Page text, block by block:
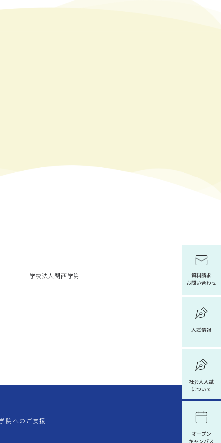
資料請求
お問い合わせ
入試情報
社会人入試
について
オープン
キャンパス
学校法人関西学院
院へのご支援